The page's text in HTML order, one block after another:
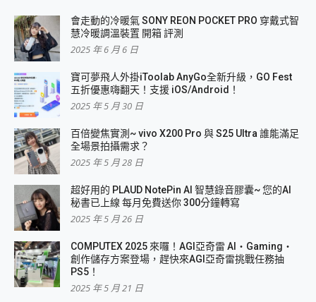
會走動的冷暖氣 SONY REON POCKET PRO 穿戴式智
慧冷暖調溫裝置 開箱 評測
2025 年 6 月 6 日
寶可夢飛人外掛iToolab AnyGo全新升級，GO Fest
五折優惠嗨翻天！支援 iOS/Android！
2025 年 5 月 30 日
百倍變焦實測~ vivo X200 Pro 與 S25 Ultra 誰能滿足
全場景拍攝需求？
2025 年 5 月 28 日
超好用的 PLAUD NotePin AI 智慧錄音膠囊~ 您的AI
秘書已上線 每月免費送你 300分鐘轉寫
2025 年 5 月 26 日
COMPUTEX 2025 來囉！AGI亞奇雷 AI・Gaming・
創作儲存方案登場，趕快來AGI亞奇雷挑戰任務抽
PS5！
2025 年 5 月 21 日